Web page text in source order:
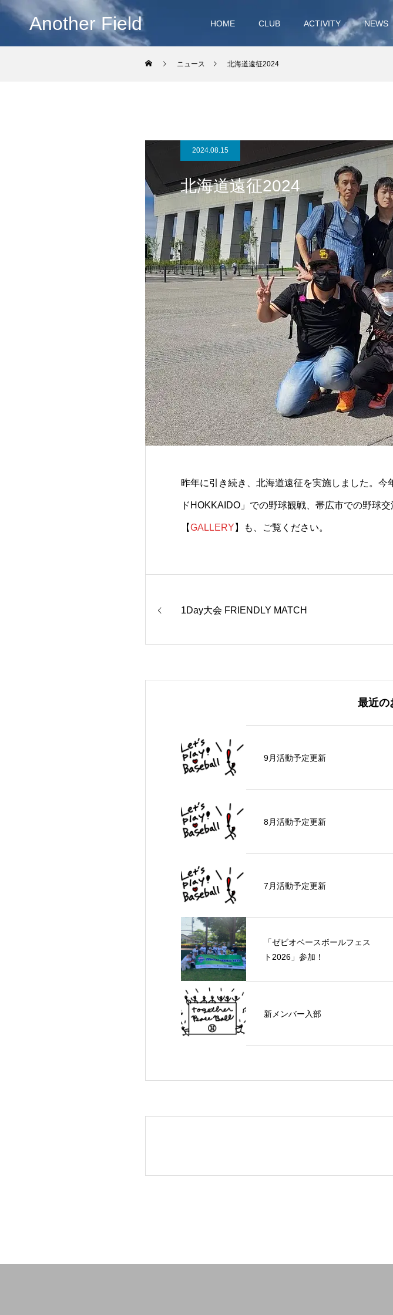
Another Field HOME CLUB ACTIVITY NEWS
ニュース 北海道遠征2024
2024.08.15
北海道遠征2024
昨年に引き続き、北海道遠征を実施しました。
ドHOKKAIDO」での野球観戦、帯広市での野球交
【GALLERY 】も、ご覧ください。
1Day大会 FRIENDLY MATCH
最近の
9月活動予定更新
8月活動予定更新
7月活動予定更新
「ゼビオベースボールフェス
ト2026」参加！
新メンバー入部